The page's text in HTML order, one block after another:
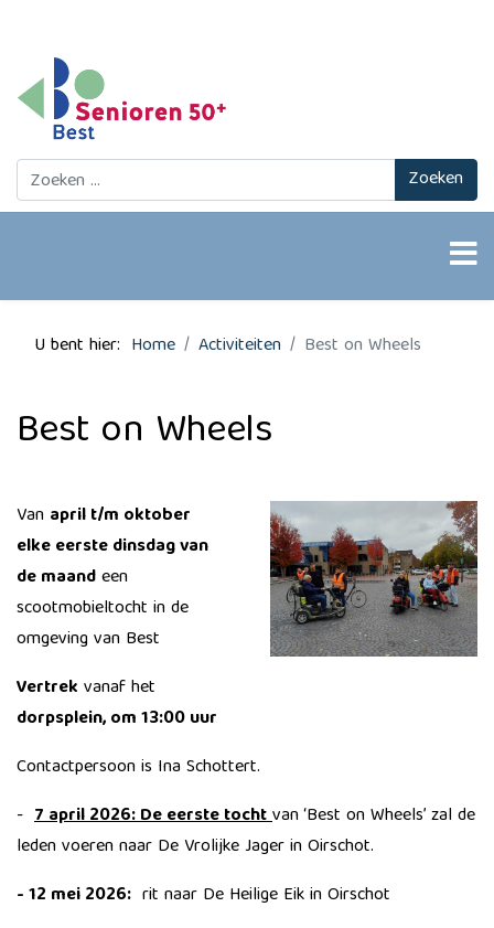
Zoeken Zoeken
U bent hier: Home Activiteiten Best on Wheels
Best on Wheels
Van april t/m oktober
elke eerste dinsdag van
de maandeen
scootmobieltocht in de
omgeving van Best
Vertrek vanaf het
dorpsplein, om 13:00 uur
Contactpersoon is Ina Schottert.
- 7 april 2026: De eerste tochtvan ‘Best on Wheels’ zal de
leden voeren naar De Vrolijke Jager in Oirschot.
- 12 mei 2026: rit naar De Heilige Eik in Oirschot